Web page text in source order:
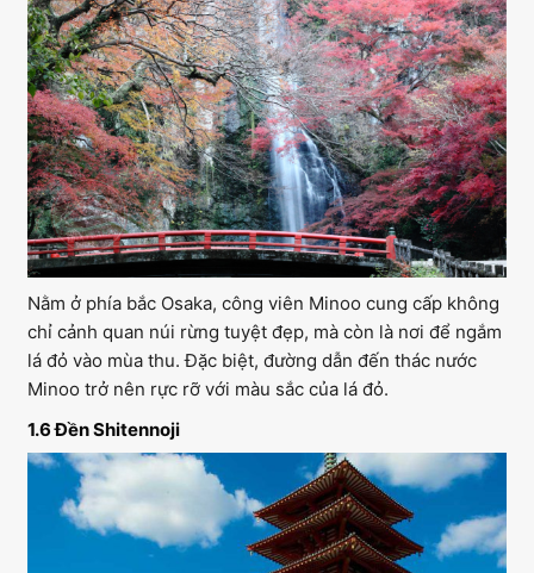
Nằm ở phía bắc Osaka, công viên Minoo cung cấp không
chỉ cảnh quan núi rừng tuyệt đẹp, mà còn là nơi để ngắm
lá đỏ vào mùa thu. Đặc biệt, đường dẫn đến thác nước
Minoo trở nên rực rỡ với màu sắc của lá đỏ.
1.6 Đền Shitennoji